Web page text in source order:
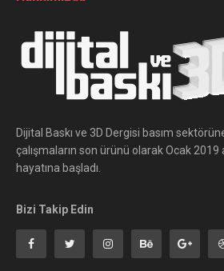
Dijital Baskı ve 3D Dergisi basım
çalışmaların son ürünü olarak Ocak 2019
hayatına başladı.
Bizi Takip Edin